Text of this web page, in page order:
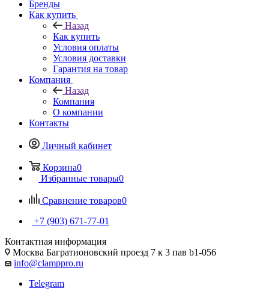
Бренды
Как купить
Назад
Как купить
Условия оплаты
Условия доставки
Гарантия на товар
Компания
Назад
Компания
О компании
Контакты
Личный кабинет
Корзина0
Избранные товары0
Сравнение товаров0
+7 (903) 671-77-01
Контактная информация
Москва Багратионовский проезд 7 к 3 пав b1-056
info@clamppro.ru
Telegram